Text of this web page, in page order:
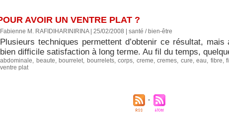
AVOIR UN VENTRE PLAT ?
Fabienne M. RAFIDIHARINIRINA | 25/02/2008 santé / bien-être
Plusieurs techniques permettent d’obtenir ce résultat,
bien difficile satisfaction à long terme. Au fil du temps,
abdominale, beaute, bourrelet, bourrelets, corps, creme, cremes, cure, eau, fibre,
ventre plat